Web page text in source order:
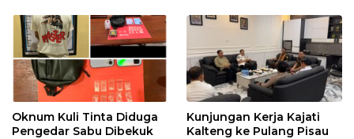
Oknum Kuli Tinta Diduga
Pengedar Sabu Dibekuk
Kunjungan Kerja Kajati
Kalteng ke Pulang Pisau